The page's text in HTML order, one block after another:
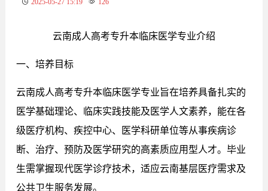
2025-05-27 15:19 126
云南成人高考专升本临床医学专业介绍
一、培养目标
云南成人高考专升本临床医学专业旨在培养具备扎实的
医学基础理论、临床实践技能及医学人文素养，能在各
级医疗机构、疾控中心、医学科研单位等从事疾病诊
断、治疗、预防及医学研究的高素质应用型人才。毕业
生需掌握现代医学诊疗技术，适应云南基层医疗需求及
公共卫生服务发展。